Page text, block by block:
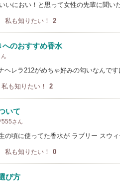
いにおい！と思って女性の先輩に聞
私も知りたい！ 2
へのおすすめ香水
ん
ヘレラ212がめちゃ好みの匂いなんで
私も知りたい！ 2
いて
555さん
の頃に使ってた香水が ラブリー スウ
私も知りたい！ 0
び方